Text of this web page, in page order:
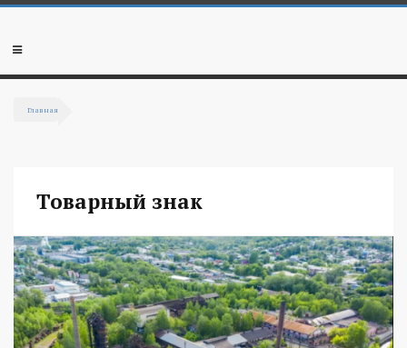
Перейти к основному содержанию
Мобильное
Главная
Товарный знак